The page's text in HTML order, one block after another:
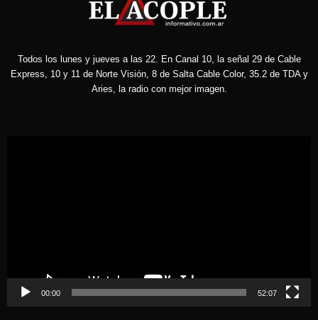
Todos los lunes y jueves a las 22. En Canal 10, la señal 29 de Cable
Express, 10 y 11 de Norte Visión, 8 de Salta Cable Color, 35.2 de TDA y
Aries, la radio con mejor imagen.
00:00 52:07